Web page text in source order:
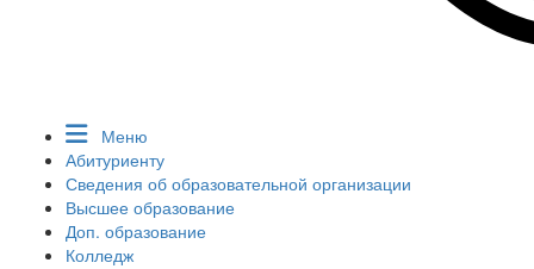
Меню
Абитуриенту
Сведения об образовательной организации
Высшее образование
Доп. образование
Колледж